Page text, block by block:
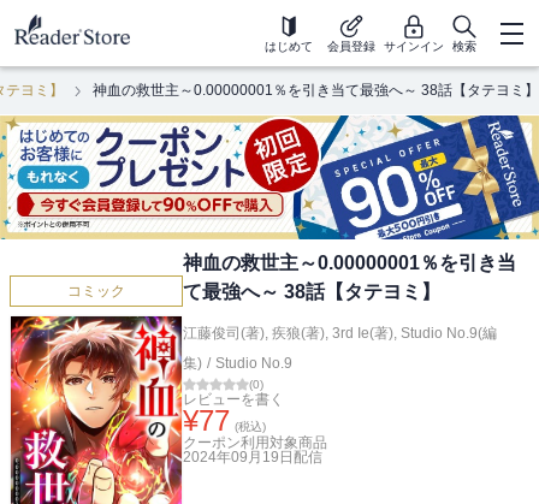
はじめて 会員登録 サインイン 検索
ヨミ】 神血の救世主～0.00000001％を引き当て最強へ～ 38話【タテヨミ】
コミック
神血の救世主～0.00000001％を引き当
て最強へ～ 38話【タテヨミ】
江藤俊司(著), 疾狼(著), 3rd Ie(著), Studio No.9(編
集) / Studio No.9
(0)
レビューを書く
¥77 (税込)
クーポン利用対象商品
2024年09月19日 配信